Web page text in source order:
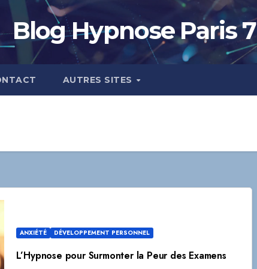
Blog Hypnose Paris 7
AUTRES SITES
ANXIÉTÉ DÉVELOPPEMENT PERSONNEL
L’Hypnose pour Surmonter la Peur des Examens